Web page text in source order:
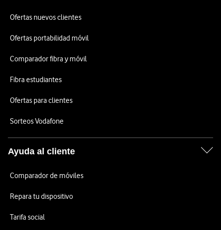
Ofertas nuevos clientes
Ofertas portabilidad móvil
Comparador fibra y móvil
Fibra estudiantes
Ofertas para clientes
Sorteos Vodafone
Ayuda al cliente
Comparador de móviles
Repara tu dispositivo
Tarifa social